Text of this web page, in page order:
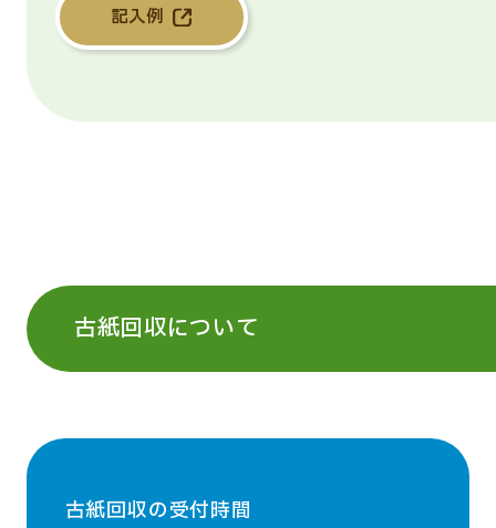
記入例
古紙回収について
古紙回収の受付時間